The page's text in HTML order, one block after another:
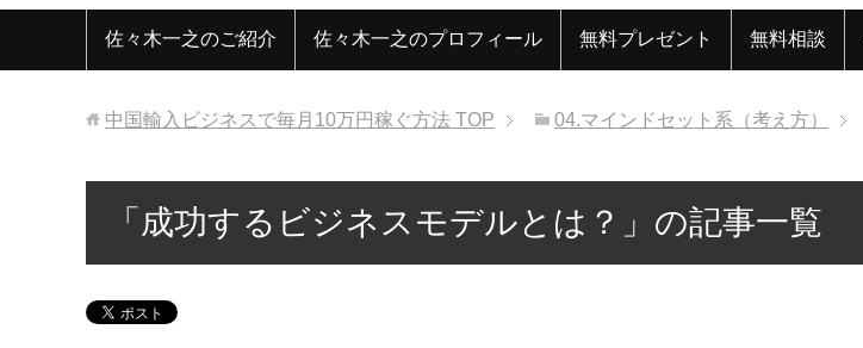
佐々木一之のご紹介 佐々木一之のプロフィール 無料プレゼント 無料相談
中国輸入ビジネスで毎月10万円稼ぐ方法 TOP 04.マインドセット系（考え方）
「成功するビジネスモデルとは？」の記事一覧